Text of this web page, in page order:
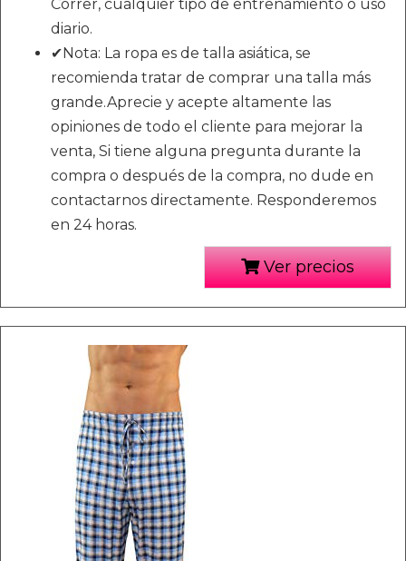
Correr, cualquier tipo de entrenamiento o uso
diario.
✔Nota: La ropa es de talla asiática, se
recomienda tratar de comprar una talla más
grande.Aprecie y acepte altamente las
opiniones de todo el cliente para mejorar la
venta, Si tiene alguna pregunta durante la
compra o después de la compra, no dude en
contactarnos directamente. Responderemos
en 24 horas.
Ver precios